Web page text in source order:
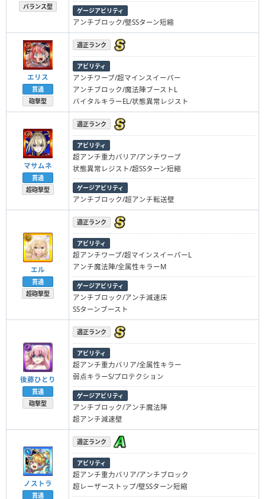
バランス型
ゲージアビリティ
アンチブロック/壁SSターン短縮
エリス
貫通
砲撃型
適正ランク
アビリティ
アンチワープ/超マインスイーパー
アンチブロック/魔法陣ブーストL
バイタルキラーEL/状態異常レジスト
マサムネ
貫通
超砲撃型
適正ランク
アビリティ
超アンチ重力バリア/アンチワープ
状態異常レジスト/超SSターン短縮
ゲージアビリティ
アンチブロック/超アンチ転送壁
エル
貫通
超砲撃型
適正ランク
アビリティ
超アンチワープ/超マインスイーパーL
アンチ魔法陣/全属性キラーM
ゲージアビリティ
アンチブロック/アンチ減速床
SSターンブースト
後藤ひとり
貫通
砲撃型
適正ランク
アビリティ
超アンチ重力バリア/全属性キラー
弱点キラーS/プロテクション
ゲージアビリティ
アンチブロック/アンチ魔法陣
超アンチ減速壁
ノストラ
貫通
適正ランク
アビリティ
超アンチ重力バリア/アンチブロック
超レーザーストップ/壁SSターン短縮